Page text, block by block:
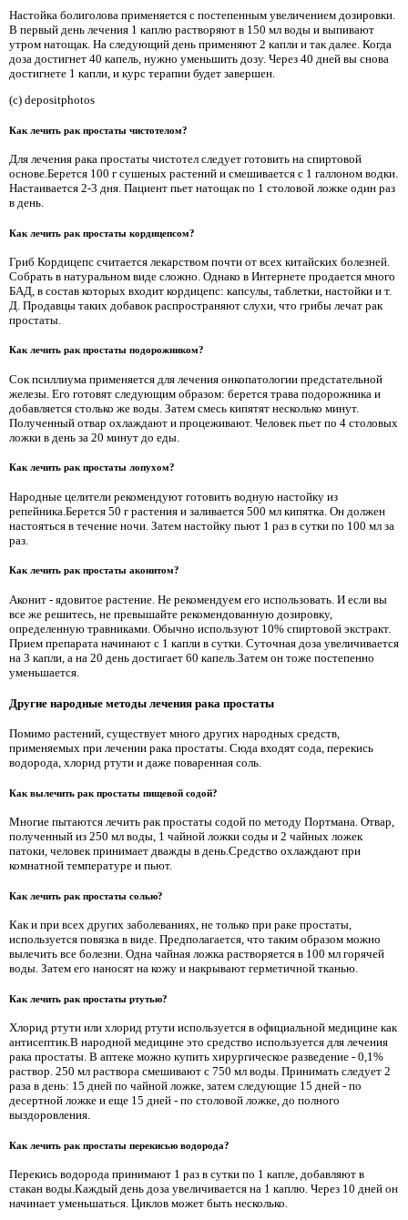
Настойка болиголова применяется с постепенным увеличением дозировки.
В первый день лечения 1 каплю растворяют в 150 мл воды и выпивают
утром натощак. На следующий день применяют 2 капли и так далее. Когда
доза достигнет 40 капель, нужно уменьшить дозу. Через 40 дней вы снова
достигнете 1 капли, и курс терапии будет завершен.
(c) depositphotos
Как лечить рак простаты чистотелом?
Для лечения рака простаты чистотел следует готовить на спиртовой
основе.Берется 100 г сушеных растений и смешивается с 1 галлоном водки.
Настаивается 2-3 дня. Пациент пьет натощак по 1 столовой ложке один раз
в день.
Как лечить рак простаты кордицепсом?
Гриб Кордицепс считается лекарством почти от всех китайских болезней.
Собрать в натуральном виде сложно. Однако в Интернете продается много
БАД, в состав которых входит кордицепс: капсулы, таблетки, настойки и т.
Д. Продавцы таких добавок распространяют слухи, что грибы лечат рак
простаты.
Как лечить рак простаты подорожником?
Сок псиллиума применяется для лечения онкопатологии предстательной
железы. Его готовят следующим образом: берется трава подорожника и
добавляется столько же воды. Затем смесь кипятят несколько минут.
Полученный отвар охлаждают и процеживают. Человек пьет по 4 столовых
ложки в день за 20 минут до еды.
Как лечить рак простаты лопухом?
Народные целители рекомендуют готовить водную настойку из
репейника.Берется 50 г растения и заливается 500 мл кипятка. Он должен
настояться в течение ночи. Затем настойку пьют 1 раз в сутки по 100 мл за
раз.
Как лечить рак простаты аконитом?
Аконит - ядовитое растение. Не рекомендуем его использовать. И если вы
все же решитесь, не превышайте рекомендованную дозировку,
определенную травниками. Обычно используют 10% спиртовой экстракт.
Прием препарата начинают с 1 капли в сутки. Суточная доза увеличивается
на 3 капли, а на 20 день достигает 60 капель.Затем он тоже постепенно
уменьшается.
Другие народные методы лечения рака простаты
Помимо растений, существует много других народных средств,
применяемых при лечении рака простаты. Сюда входят сода, перекись
водорода, хлорид ртути и даже поваренная соль.
Как вылечить рак простаты пищевой содой?
Многие пытаются лечить рак простаты содой по методу Портмана. Отвар,
полученный из 250 мл воды, 1 чайной ложки соды и 2 чайных ложек
патоки, человек принимает дважды в день.Средство охлаждают при
комнатной температуре и пьют.
Как лечить рак простаты солью?
Как и при всех других заболеваниях, не только при раке простаты,
используется повязка в виде. Предполагается, что таким образом можно
вылечить все болезни. Одна чайная ложка растворяется в 100 мл горячей
воды. Затем его наносят на кожу и накрывают герметичной тканью.
Как лечить рак простаты ртутью?
Хлорид ртути или хлорид ртути используется в официальной медицине как
антисептик.В народной медицине это средство используется для лечения
рака простаты. В аптеке можно купить хирургическое разведение - 0,1%
раствор. 250 мл раствора смешивают с 750 мл воды. Принимать следует 2
раза в день: 15 дней по чайной ложке, затем следующие 15 дней - по
десертной ложке и еще 15 дней - по столовой ложке, до полного
выздоровления.
Как лечить рак простаты перекисью водорода?
Перекись водорода принимают 1 раз в сутки по 1 капле, добавляют в
стакан воды.Каждый день доза увеличивается на 1 каплю. Через 10 дней он
начинает уменьшаться. Циклов может быть несколько.